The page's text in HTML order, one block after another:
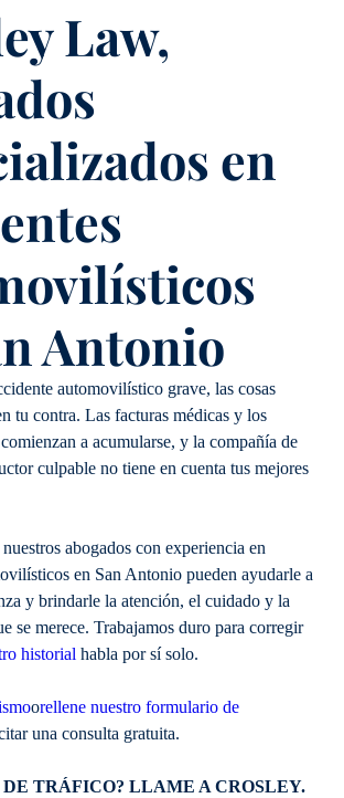
Law,
en
Antonio
automovilístico grave, las cosas
tu contra. Las facturas médicas y los
a acumularse, y la compañía de
culpable no tiene en cuenta tus mejores
abogados con experiencia en
en San Antonio pueden ayudarle a
y brindarle la atención, el cuidado y la
se merece. Trabajamos duro para corregir
historial habla por sí solo.
orellene nuestro formulario de
una consulta gratuita.
TRÁFICO? LLAME A CROSLEY.